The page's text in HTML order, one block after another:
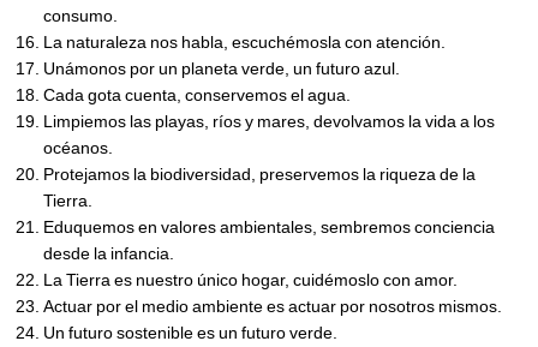
consumo.
La naturaleza nos habla, escuchémosla con atención.
Unámonos por un planeta verde, un futuro azul.
Cada gota cuenta, conservemos el agua.
Limpiemos las playas, ríos y mares, devolvamos la vida a los
océanos.
Protejamos la biodiversidad, preservemos la riqueza de la
Tierra.
Eduquemos en valores ambientales, sembremos conciencia
desde la infancia.
La Tierra es nuestro único hogar, cuidémoslo con amor.
Actuar por el medio ambiente es actuar por nosotros mismos.
Un futuro sostenible es un futuro verde.